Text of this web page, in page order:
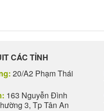
CÁC TỈNH
20/A2 Phạm Thái
163 Nguyễn Đình
3, Tp Tân An